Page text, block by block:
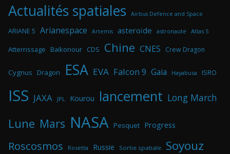
Actualités spatiales Airbus Defence and Space
ARIANE 5 Arianespace Artemis asteroïde astronaute Atlas 5
Atterrissage Baikonour CDS Chine CNES Crew Dragon
Cygnus Dragon ESA EVA Falcon 9 Gaia Hayabusa ISRO
ISS JAXA JPL Kourou lancement Long March
Lune Mars NASA Pesquet Progress
Roscosmos Rosetta Russie Sortie spatiale Soyouz